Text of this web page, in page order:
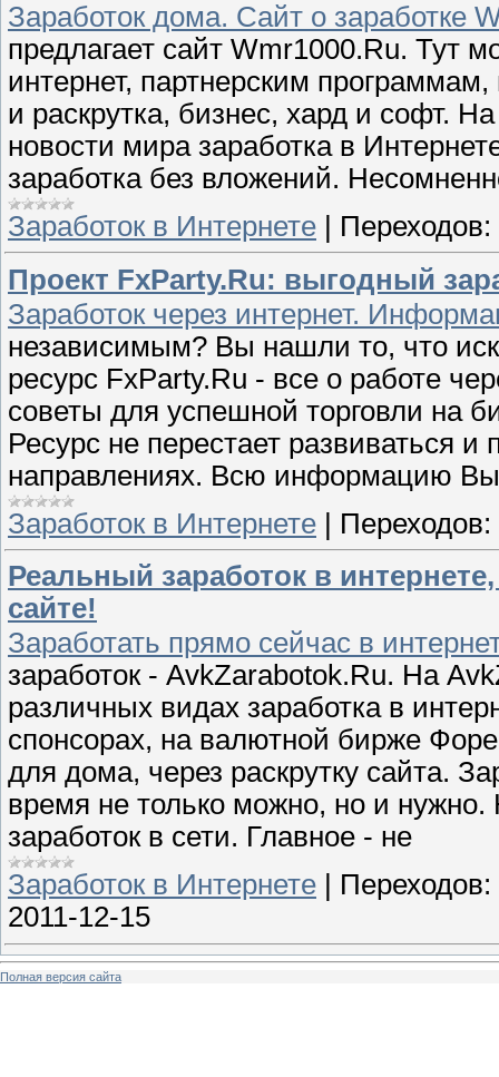
Заработок дома. Сайт о заработке
предлагает сайт Wmr1000.Ru. Тут
интернет, партнерским
и раскрутка, бизнес, хард и софт.
новости мира заработка в
заработка без вложений.
Заработок в Интернете
Переходов:
Проект FxParty.Ru: выгодный
Заработок через интернет.
независимым? Вы нашли то, что
ресурс FxParty.Ru - все о работе
советы для успешной торговли на
Ресурс не перестает развиваться и
направлениях. Всю информацию
Заработок в Интернете | Переходов:
Реальный заработок в
сайте!
Заработать прямо сейчас в
заработок - AvkZarabotok.Ru. На
различных видах заработка в
спонсорах, на валютной бирже
для дома, через раскрутку сайта.
время не только можно, но и нужно.
заработок в сети. Главное - не
Заработок в Интернете
Переходов:
2011-12-15
Полная версия сайта